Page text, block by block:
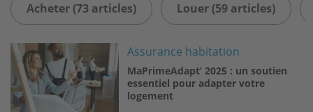
Acheter (73 articles) Louer (59 articles)
Image Assurance habitation
MaPrimeAdapt’ 2025 : un soutien
essentiel pour adapter votre
logement